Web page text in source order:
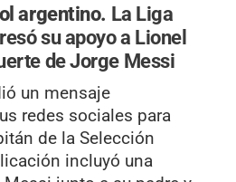
argentino. La Liga
su apoyo a Lionel
de Jorge Messi
un mensaje
redes sociales para
de la Selección
incluyó una